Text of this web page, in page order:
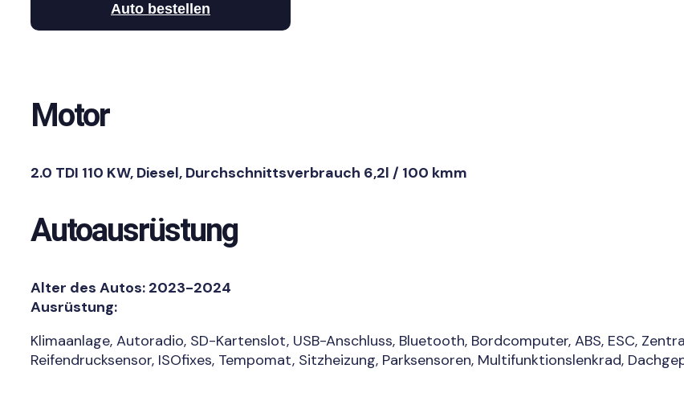
Auto bestellen
Motor
2.0 TDI 110 KW, Diesel, Durchschnittsverbrauch 6,2l / 100 kmm
Autoausrüstung
Alter des Autos: 2023-2024
Ausrüstung:
Klimaanlage, Autoradio, SD-Kartenslot, USB-Anschluss, Bluetooth, Bordcomputer, ABS, ESC,
Reifendrucksensor, ISOfixes, Tempomat, Sitzheizung, Parksensoren, Multifunktionslenkrad,